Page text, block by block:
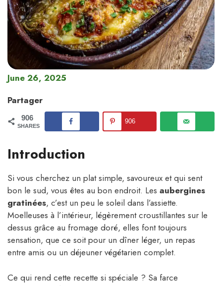
June 26, 2025
Partager
906
SHARES
906
Introduction
Si vous cherchez un plat simple, savoureux et qui sent
bon le sud, vous êtes au bon endroit. Les aubergines
gratinées, c’est un peu le soleil dans l’assiette.
Moelleuses à l’intérieur, légèrement croustillantes sur le
dessus grâce au fromage doré, elles font toujours
sensation, que ce soit pour un dîner léger, un repas
entre amis ou un déjeuner végétarien complet.
Ce qui rend cette recette si spéciale ? Sa farce